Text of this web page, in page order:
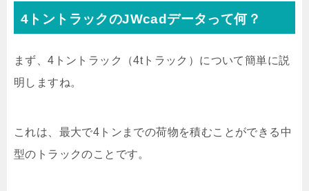
4トントラックのJWcadデータって何？
まず、4トントラック（4tトラック）について簡単に説
明しますね。
これは、最大で4トンまでの荷物を積むことができる中
型のトラックのことです。